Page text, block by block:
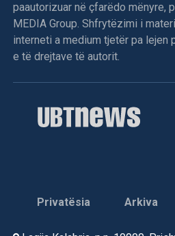
paautorizuar në çfarëdo mënyre,
MEDIA Group. Shfrytëzimi i
interneti a medium tjetër pa lejen
e të drejtave të autorit.
Privatësia Arkiva